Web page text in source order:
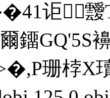
讵
鐂
珊桲